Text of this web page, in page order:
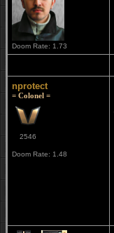
Doom Rate: 1.73
nprotect
= Colonel =
2546
Doom Rate: 1.48